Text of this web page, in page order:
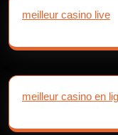
meilleur casino live
meilleur casino en